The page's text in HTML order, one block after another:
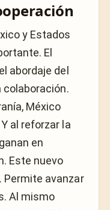
y Estados
El
abordaje del
México
al reforzar la
en
Este nuevo
Permite avanzar
Al mismo